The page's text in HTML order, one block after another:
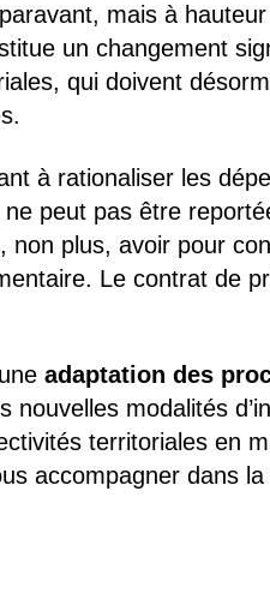
mais à
un changement
qui doivent
à rationaliser les
peut pas être
non plus, avoir pour
Le contrat de
adaptation des
modalités
territoriales en
accompagner dans